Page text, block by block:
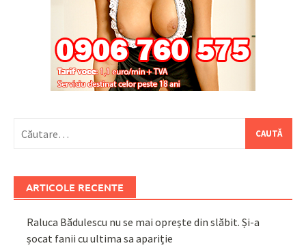
după:
ARTICOLE RECENTE
Raluca Bădulescu nu se mai oprește din slăbit. Și-a
șocat fanii cu ultima sa apariție